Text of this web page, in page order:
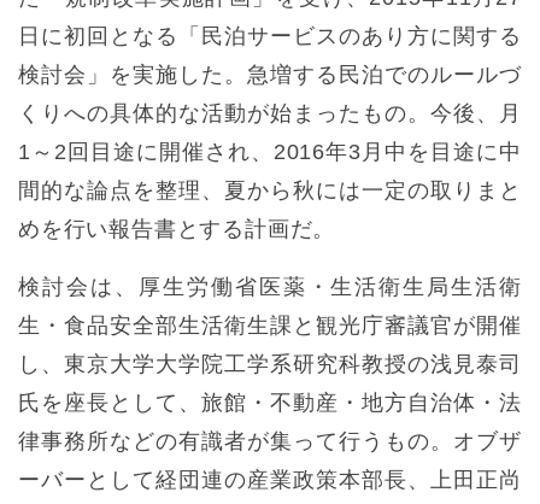
日に初回となる「民泊サービスのあり方に関する
検討会」を実施した。急増する民泊でのルールづ
くりへの具体的な活動が始まったもの。今後、月
1～2回目途に開催され、2016年3月中を目途に中
間的な論点を整理、夏から秋には一定の取りまと
めを行い報告書とする計画だ。
検討会は、厚生労働省医薬・生活衛生局生活衛
生・食品安全部生活衛生課と観光庁審議官が開催
し、東京大学大学院工学系研究科教授の浅見泰司
氏を座長として、旅館・不動産・地方自治体・法
律事務所などの有識者が集って行うもの。オブザ
ーバーとして経団連の産業政策本部長、上田正尚